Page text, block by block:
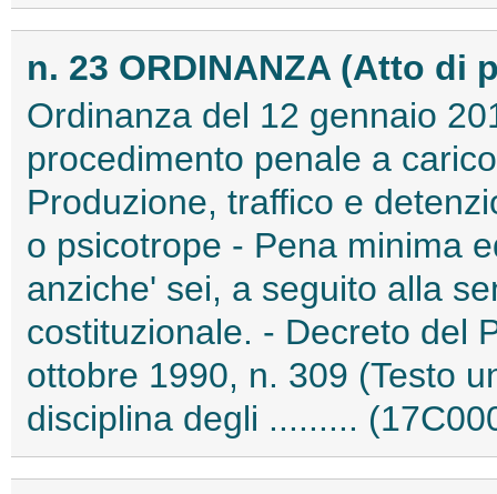
n. 23 ORDINANZA (Atto di
Ordinanza del 12 gennaio
procedimento penale a
Produzione, traffico e
o psicotrope - Pena minima
anziche' sei, a seguito alla
costituzionale. - Decreto del
ottobre 1990, n. 309 (Testo
disciplina degli .........